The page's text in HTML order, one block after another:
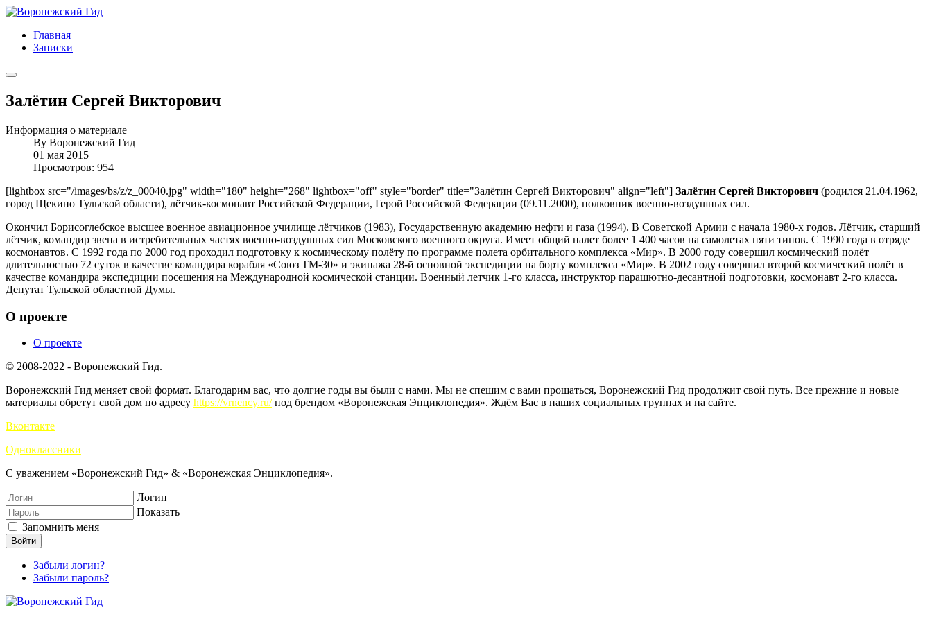
Главная
Записки
Залётин Сергей Викторович
Информация о материале
By Воронежский Гид
01 мая 2015
Просмотров: 954
[lightbox src="/images/bs/z/z_00040.jpg" width="180" height="268" lightbox="off" style="border" title="Залётин Сергей Викторович" align="left"] Залётин Сергей Викторович (родился 21.04.1962,
город Щекино Тульской области), лётчик-космонавт Российской Федерации, Герой Российской Федерации (09.11.2000), полковник военно-воздушных сил.
Окончил Борисоглебское высшее военное авиационное училище лётчиков (1983), Государственную академию нефти и газа (1994). В Советской Армии с начала 1980-х годов. Лётчик, старший
лётчик, командир звена в истребительных частях военно-воздушных сил Московского военного округа. Имеет общий налет более 1 400 часов на самолетах пяти типов. С 1990 года в отряде
космонавтов. С 1992 года по 2000 год проходил подготовку к космическому полёту по программе полета орбитального комплекса «Мир». В 2000 году совершил космический полёт
длительностью 72 суток в качестве командира корабля «Союз ТМ-30» и экипажа 28-й основной экспедиции на борту комплекса «Мир». В 2002 году совершил второй космический полёт в
качестве командира экспедиции посещения на Международной космической станции. Военный летчик 1-го класса, инструктор парашютно-десантной подготовки, космонавт 2-го класса.
Депутат Тульской областной Думы.
О проекте
О проекте
© 2008-2022 - Воронежский Гид.
Воронежский Гид меняет свой формат. Благодарим вас, что долгие годы вы были с нами. Мы не спешим с вами прощаться, Воронежский Гид продолжит свой путь. Все прежние и новые
материалы обретут свой дом по адресу https://vrnency.ru/под брендом «Воронежская Энциклопедия». Ждём Вас в наших социальных группах и на сайте.
Вконтакте
Одноклассники
С уважением «Воронежский Гид» & «Воронежская Энциклопедия».
Логин
Показать
Запомнить меня
Войти
Забыли логин?
Забыли пароль?